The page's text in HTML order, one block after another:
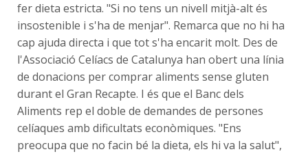
fer dieta estricta. "Si no tens un nivell mitjà-alt és
insostenible i s'ha de menjar". Remarca que no hi ha
cap ajuda directa i que tot s'ha encarit molt. Des de
l'Associació Celíacs de Catalunya han obert una línia
de donacions per comprar aliments sense gluten
durant el Gran Recapte. I és que el Banc dels
Aliments rep el doble de demandes de persones
celíaques amb dificultats econòmiques. "Ens
preocupa que no facin bé la dieta, els hi va la salut",